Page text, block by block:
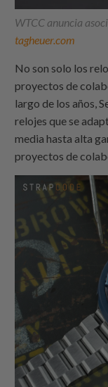
WTCC anuncia
tagheuer.com
No son solo los
proyectos de
largo de los años,
relojes que se
media hasta alta
proyectos de